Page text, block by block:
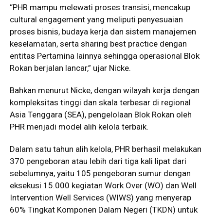
“PHR mampu melewati proses transisi, mencakup
cultural engagement yang meliputi penyesuaian
proses bisnis, budaya kerja dan sistem manajemen
keselamatan, serta sharing best practice dengan
entitas Pertamina lainnya sehingga operasional Blok
Rokan berjalan lancar,” ujar Nicke.
Bahkan menurut Nicke, dengan wilayah kerja dengan
kompleksitas tinggi dan skala terbesar di regional
Asia Tenggara (SEA), pengelolaan Blok Rokan oleh
PHR menjadi model alih kelola terbaik.
Dalam satu tahun alih kelola, PHR berhasil melakukan
370 pengeboran atau lebih dari tiga kali lipat dari
sebelumnya, yaitu 105 pengeboran sumur dengan
eksekusi 15.000 kegiatan Work Over (WO) dan Well
Intervention Well Services (WIWS) yang menyerap
60% Tingkat Komponen Dalam Negeri (TKDN) untuk